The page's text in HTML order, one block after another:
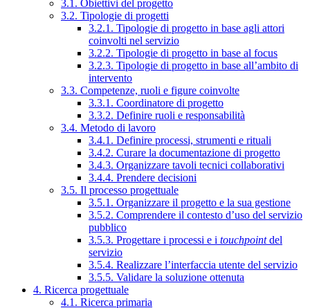
3.1. Obiettivi del progetto
3.2. Tipologie di progetti
3.2.1. Tipologie di progetto in base agli attori
coinvolti nel servizio
3.2.2. Tipologie di progetto in base al focus
3.2.3. Tipologie di progetto in base all’ambito di
intervento
3.3. Competenze, ruoli e figure coinvolte
3.3.1. Coordinatore di progetto
3.3.2. Definire ruoli e responsabilità
3.4. Metodo di lavoro
3.4.1. Definire processi, strumenti e rituali
3.4.2. Curare la documentazione di progetto
3.4.3. Organizzare tavoli tecnici collaborativi
3.4.4. Prendere decisioni
3.5. Il processo progettuale
3.5.1. Organizzare il progetto e la sua gestione
3.5.2. Comprendere il contesto d’uso del servizio
pubblico
3.5.3. Progettare i processi e i touchpointdel
servizio
3.5.4. Realizzare l’interfaccia utente del servizio
3.5.5. Validare la soluzione ottenuta
4. Ricerca progettuale
4.1. Ricerca primaria